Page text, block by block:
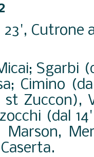
Cutrone
Sgarbi
Cimino
st Zuccon),
(dal
Marson,